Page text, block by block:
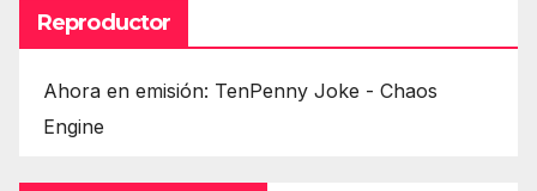
Reproductor
Ahora en emisión: TenPenny Joke - Chaos
Engine